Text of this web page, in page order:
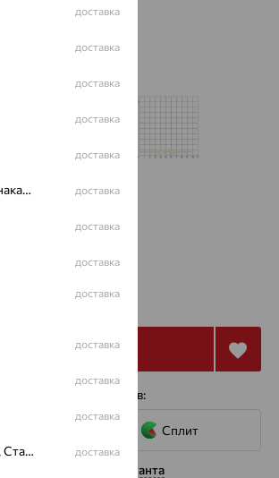
₽
Купить
с помощью сервисов:
Сплит
Нужна помощь консультанта
доставка
доставка
доставка
доставка
доставка
Актюбинский, Азнакаевский район доставка
доставка
доставка
доставка
доставка
доставка
доставка
Александровское, Ставропольский край доставка